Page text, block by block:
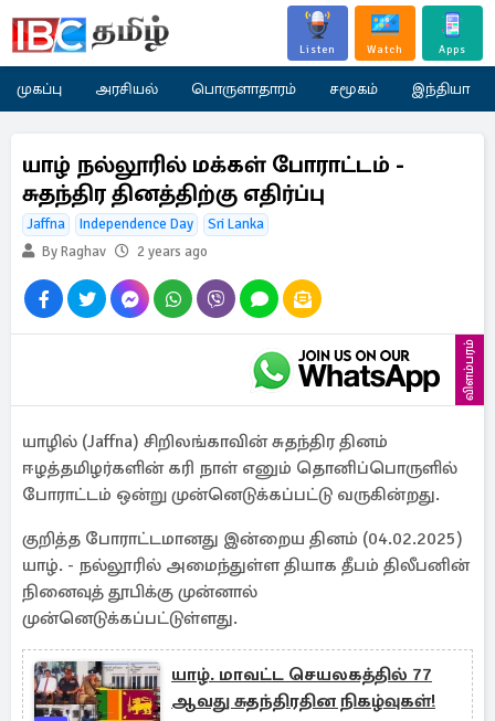
Listen Watch Apps
முகப்பு அரசியல் பொருளாதாரம் சமூகம் இந்தியா
யாழ் நல்லூரில் மக்கள் போராட்டம் -
சுதந்திர தினத்திற்கு எதிர்ப்பு
Jaffna Independence Day
Sri Lanka
By Raghav
2 years ago
விளம்பரம்
யாழில் (Jaffna) சிறிலங்காவின் சுதந்திர தினம்
ஈழத்தமிழர்களின் கரி நாள் எனும் தொனிப்பொருளில்
போராட்டம் ஒன்று முன்னெடுக்கப்பட்டு வருகின்றது.
குறித்த போராட்டமானது இன்றைய தினம் (04.02.2025)
யாழ். - நல்லூரில் அமைந்துள்ள தியாக தீபம் திலீபனின்
நினைவுத் தூபிக்கு முன்னால்
முன்னெடுக்கப்பட்டுள்ளது.
யாழ். மாவட்ட செயலகத்தில் 77
ஆவது சுதந்திரதின நிகழ்வுகள்!